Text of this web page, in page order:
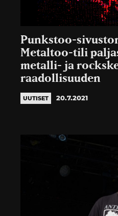
Punkstoo-
Metaltoo-tili
metalli- ja
raadollisuuden
UUTISET 20.7.2021